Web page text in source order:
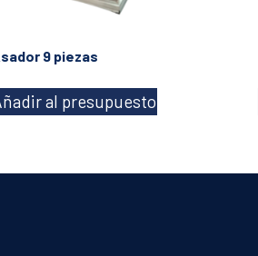
9 piezas
al presupuesto